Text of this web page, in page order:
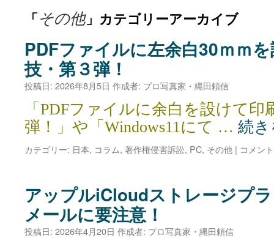
「その他」カテゴリーアーカイブ
PDFファイルに左余白30ｍｍ
技・第３弾！
投稿日: 2026年8月5日 作成者: プロ写真家・縄田頼信
「PDFファイルに余白を設けて
弾！」や「Windows11にて … 続
カテゴリー: 日本, コラム, 著作権侵害訴訟, PC, その他 | コメン
アップルiCloudストレージプ
メールに要注意！
投稿日: 2026年4月20日 作成者: プロ写真家・縄田頼信